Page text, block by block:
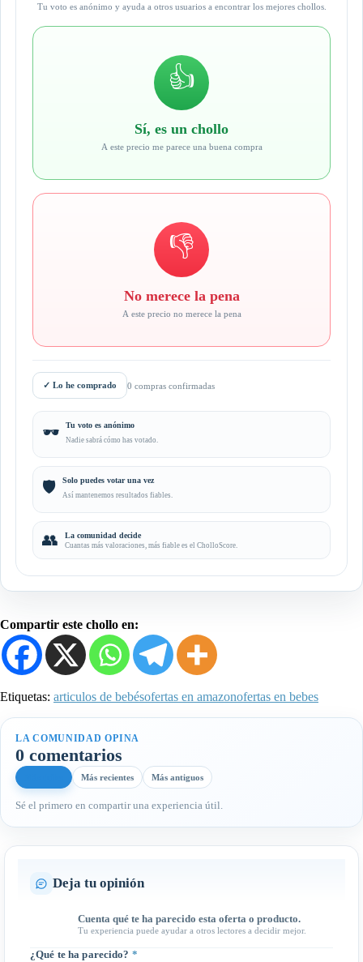
Tu voto es anónimo y ayuda a otros usuarios a encontrar los mejores chollos.
👍
Sí, es un chollo
A este precio me parece una buena compra
👎
No merece la pena
A este precio no merece la pena
✓ Lo he comprado 0 compras confirmadas
🕶️ Tu voto es anónimo
Nadie sabrá cómo has votado.
🛡️ Solo puedes votar una vez
Así mantenemos resultados fiables.
👥 La comunidad decide
Cuantas más valoraciones, más fiable es el CholloScore.
Compartir este chollo en:
Etiquetas: articulos de bebésofertas en amazonofertas en bebes
LA COMUNIDAD OPINA
0 comentarios
Más recientes Más antiguos
Sé el primero en compartir una experiencia útil.
Deja tu opinión
Cuenta qué te ha parecido esta oferta o producto.
Tu experiencia puede ayudar a otros lectores a decidir mejor.
¿Qué te ha parecido? *